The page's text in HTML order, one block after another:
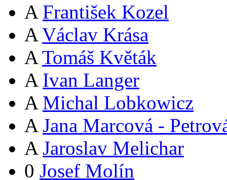
A František Kozel
A Václav Krása
A Tomáš Květák
A Ivan Langer
A Michal Lobkowicz
A Jana Marcová -
A Jaroslav Melichar
0 Josef Molín